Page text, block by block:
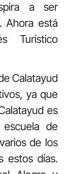
a ser
Ahora está
Turístico
Calatayud
ya que
es
de
de los
estos días.